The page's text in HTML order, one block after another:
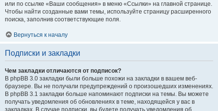
или по ссылке «Ваши сообщения» в меню «Ссылки» на главной странице.
Чтобы найти созданные вами темы, используйте страницу расширенного
поиска, заполнив соответствующие поля.
Вернуться к началу
Подписки и закладки
Чем закладки отличаются от подписок?
В phpBB 3.0 закладки были больше похожи на закладки в вашем веб-
браузере. Вы не получали предупреждений о произошедших изменениях.
В phpBB 3.1 закладки больше напоминают подписки на темы. Вы можете
получать уведомления об обновлениях в теме, находящейся у вас в
закладках. В случае подписки, вы будете получать уведомления об